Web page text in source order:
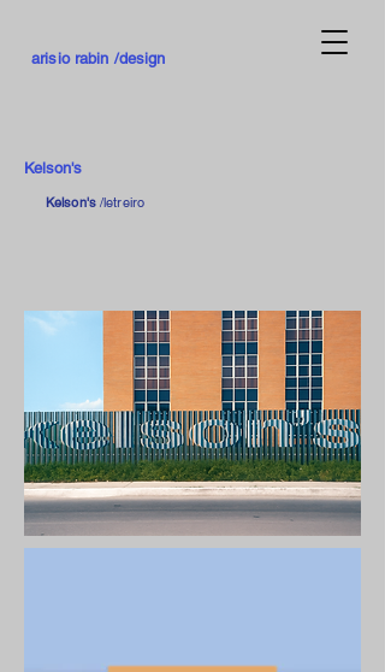
arisio rabin /design
Kelson's
Kelson's/letreiro